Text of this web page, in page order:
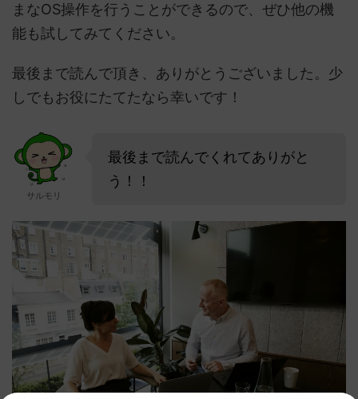
まなOS操作を行うことができるので、ぜひ他の機
能も試してみてください。
最後まで読んで頂き、ありがとうございました。少
しでもお役にたてたなら幸いです！
サルモリ
最後まで読んでくれてありがと
う！！